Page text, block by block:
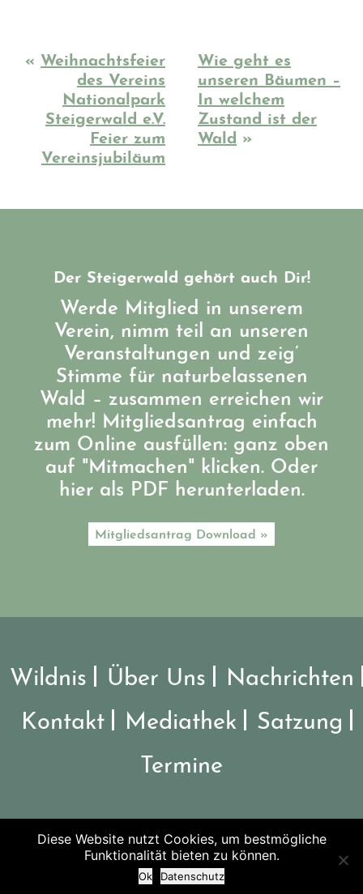
« Weihnachtsfeier
des Vereins
Nationalpark
Steigerwald e.V.
Feier zum
Vereinsjubiläum
Wie geht es
unseren Bäumen –
In welchem
Zustand ist der
Wald »
Der Steigerwald gehört auch Dir!
Werde Mitglied in unserem
Verein, nimm teil an unseren
Veranstaltungen und zeig’
Stimme für naturbelassenen
Wald – zusammen erreichen wir
mehr! Mitgliedsantrag einfach
zum Online ausfüllen: ganz oben
auf "Mitmachen" klicken. Oder
hier als PDF herunterladen.
Mitgliedsantrag Download »
Wildnis Über Uns
Nachrichten
Kontakt
Mediathek
Satzung
Termine
©2026 Verein Nationalpark Steigerwald
Impressum-Datenschutz
Diese Website nutzt Cookies, um bestmögliche
Funktionalität bieten zu können.
Ok Datenschutz